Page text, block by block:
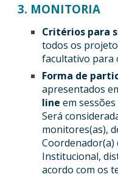
3. MONITORIA
Critérios para
todos os
facultativo para
Forma de
apresentados
line em
Será
monitores(as),
Institucional,
acordo com os